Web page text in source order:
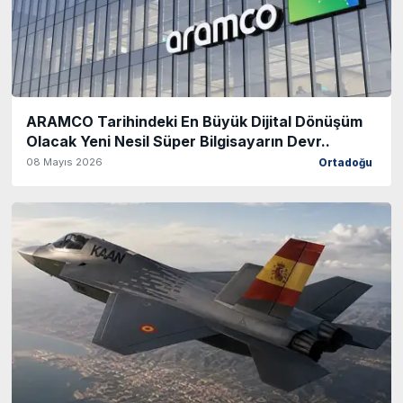
ARAMCO Tarihindeki En Büyük Dijital Dönüşüm
Olacak Yeni Nesil Süper Bilgisayarın Devr..
08 Mayıs 2026 Ortadoğu